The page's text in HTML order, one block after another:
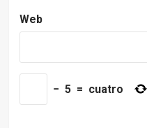
Web
− 5 = cuatro